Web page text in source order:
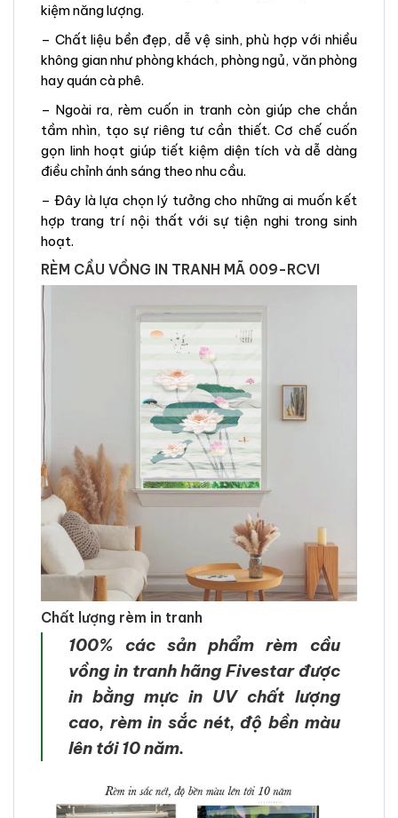
kiệm năng lượng.
– Chất liệu bền đẹp, dễ vệ sinh, phù hợp với nhiều
không gian như phòng khách, phòng ngủ, văn phòng
hay quán cà phê.
– Ngoài ra, rèm cuốn in tranh còn giúp che chắn
tầm nhìn, tạo sự riêng tư cần thiết. Cơ chế cuốn
gọn linh hoạt giúp tiết kiệm diện tích và dễ dàng
điều chỉnh ánh sáng theo nhu cầu.
– Đây là lựa chọn lý tưởng cho những ai muốn kết
hợp trang trí nội thất với sự tiện nghi trong sinh
hoạt.
RÈM CẦU VỒNG IN TRANH MÃ 009-RCVI
Chất lượng rèm in tranh
100% các sản phẩm rèm cầu
vồng in tranh hãng Fivestar được
in bằng mực in UV chất lượng
cao, rèm in sắc nét, độ bền màu
lên tới 10 năm.